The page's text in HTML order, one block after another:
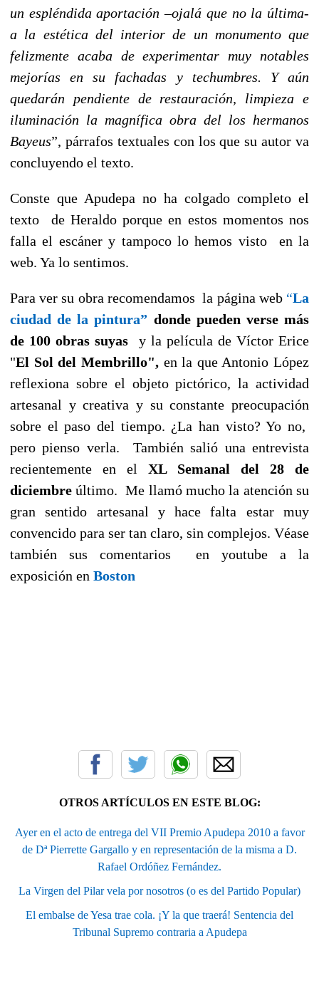
un espléndida aportación –ojalá que no la última-
a la estética del interior de un monumento que
felizmente acaba de experimentar muy notables
mejorías en su fachadas y techumbres. Y aún
quedarán pendiente de restauración, limpieza e
iluminación la magnífica obra del los hermanos
Bayeus”, párrafos textuales con los que su autor va
concluyendo el texto.
Conste que Apudepa no ha colgado completo el
texto
de Heraldo porque en estos momentos nos
falla el escáner y tampoco lo hemos visto
en la
web. Ya lo sentimos.
Para ver su obra recomendamos la página web“La
ciudad de la pintura” donde pueden verse más
de 100 obras suyas
y la película de VíctorErice
"El Sol del Membrillo",en la que Antonio López
reflexiona sobre el objeto pictórico, la actividad
artesanal y creativa y su constante preocupación
sobre el paso del tiempo. ¿La han visto? Yo no,
pero pienso verla.
También salió una entrevista
recientemente en el XL Semanal del 28 de
diciembre último. Me llamó mucho la atención su
gran sentido artesanal y hace falta estar muy
convencido para ser tan claro, sin complejos. Véase
también sus comentarios
en youtube a la
exposición en Boston
OTROS ARTÍCULOS EN ESTE BLOG:
Ayer en el acto de entrega del VII Premio Apudepa 2010 a favor
de Dª Pierrette Gargallo y en representación de la misma a D.
Rafael Ordóñez Fernández.
La Virgen del Pilar vela por nosotros (o es del Partido Popular)
El embalse de Yesa trae cola. ¡Y la que traerá! Sentencia del
Tribunal Supremo contraria a Apudepa